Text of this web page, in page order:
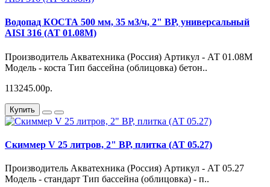
Водопад КОСТА 500 мм, 35 м3/ч, 2" ВР, универсальный
AISI 316 (АТ 01.08М)
Производитель Акватехника (Россия) Артикул - АТ 01.08М
Модель - коста Тип бассейна (облицовка) бетон..
113245.00р.
Купить
Скиммер V 25 литров, 2" ВР, плитка (АТ 05.27)
Производитель Акватехника (Россия) Артикул - АТ 05.27
Модель - стандарт Тип бассейна (облицовка) - п..